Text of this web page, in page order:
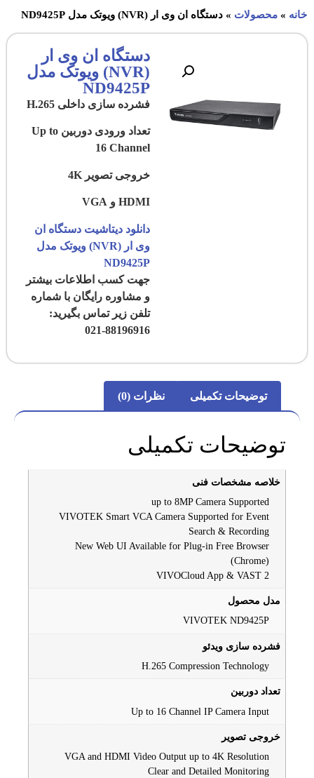
خانه » محصولات » دستگاه ان وی ار (NVR) ویوتک مدل ND9425P
دستگاه ان وی ار
(NVR) ویوتک مدل
ND9425P
فشرده سازی داخلی H.265
تعداد ورودی دوربین Up to
16 Channel
خروجی تصویر 4K
HDMI و VGA
دانلود دیتاشیت دستگاه ان
وی ار (NVR) ویوتک مدل
ND9425P
جهت کسب اطلاعات بیشتر
و مشاوره رایگان با شماره
تلفن زیر تماس بگیرید:
021-88196916
توضیحات تکمیلی نظرات (0)
توضیحات تکمیلی
خلاصه مشخصات فنی
up to 8MP Camera Supported
VIVOTEK Smart VCA Camera Supported for Event
Search & Recording
New Web UI Available for Plug-in Free Browser
(Chrome)
VIVOCloud App & VAST 2
مدل محصول
VIVOTEK ND9425P
فشرده سازی ویدئو
H.265 Compression Technology
تعداد دوربین
Up to 16 Channel IP Camera Input
خروجی تصویر
VGA and HDMI Video Output up to 4K Resolution
Clear and Detailed Monitoring